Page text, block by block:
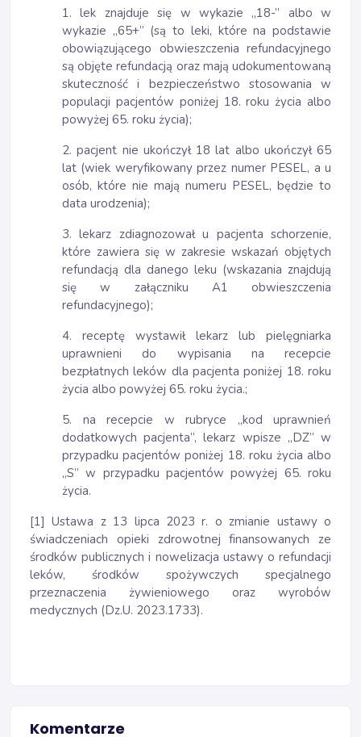
1. lek znajduje się w wykazie „18-” albo w
wykazie „65+” (są to leki, które na podstawie
obowiązującego obwieszczenia refundacyjnego
są objęte refundacją oraz mają udokumentowaną
skuteczność i bezpieczeństwo stosowania w
populacji pacjentów poniżej 18. roku życia albo
powyżej 65. roku życia);
2. pacjent nie ukończył 18 lat albo ukończył 65
lat (wiek weryfikowany przez numer PESEL, a u
osób, które nie mają numeru PESEL, będzie to
data urodzenia);
3. lekarz zdiagnozował u pacjenta schorzenie,
które zawiera się w zakresie wskazań objętych
refundacją dla danego leku (wskazania znajdują
się w załączniku A1 obwieszczenia
refundacyjnego);
4. receptę wystawił lekarz lub pielęgniarka
uprawnieni do wypisania na recepcie
bezpłatnych leków dla pacjenta poniżej 18. roku
życia albo powyżej 65. roku życia.;
5. na recepcie w rubryce „kod uprawnień
dodatkowych pacjenta”, lekarz wpisze „DZ” w
przypadku pacjentów poniżej 18. roku życia albo
„S” w przypadku pacjentów powyżej 65. roku
życia.
[1] Ustawa z 13 lipca 2023 r. o zmianie ustawy o
świadczeniach opieki zdrowotnej finansowanych ze
środków publicznych i nowelizacja ustawy o refundacji
leków, środków spożywczych specjalnego
przeznaczenia żywieniowego oraz wyrobów
medycznych (Dz.U. 2023.1733).
Komentarze